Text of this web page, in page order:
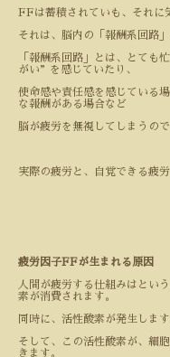
FFは蓄積されていも、それに
それは、脳内の「報酬系回路
「報酬系回路」とは、とても
がい”を感じていたり、
使命感や責任感を感じている
な報酬がある場合など
脳が疲労を無視してしまうので
実際の疲労と、自覚できる疲
疲労因子FFが生まれる原因
人間が疲労する仕組みはという
素が消費されます。
同時に、活性酸素が発生します
そして、この活性酸素が、細
きます。